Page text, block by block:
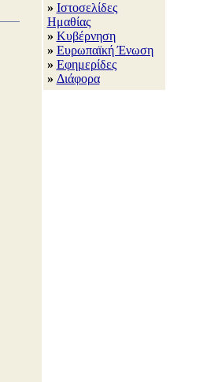
» Ιστοσελίδες
Ημαθίας
» Κυβέρνηση
» Ευρωπαϊκή Ένωση
» Εφημερίδες
» Διάφορα